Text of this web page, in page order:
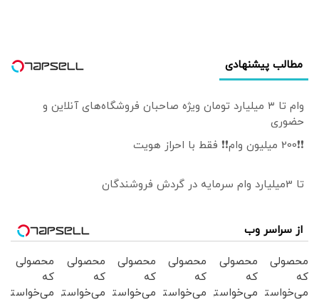
مطالب پیشنهادی
وام تا ۳ میلیارد تومان ویژه صاحبان فروشگاه‌های آنلاین و
حضوری
❗❗200 میلیون وام❗❗ فقط با احراز هویت
تا 3میلیارد وام سرمایه در گردش فروشندگان
از سراسر وب
محصولی
که
می‌خواستی
محصولی
که
می‌خواستی
محصولی
که
می‌خواستی
محصولی
که
می‌خواستی
محصولی
که
می‌خواستی
محصولی
که
می‌خواستی